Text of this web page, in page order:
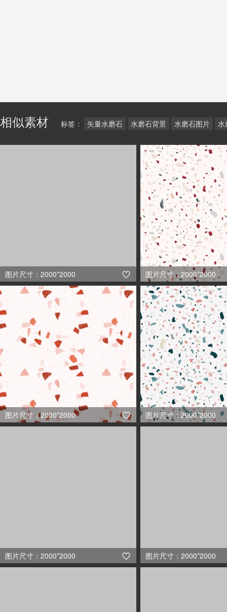
相似素材 标签： 矢量水磨石 水磨石背景 水磨石图片 水
图片尺寸：2000*2000  图片尺寸：2000*2000
图片尺寸：2000*2000  图片尺寸：2000*2000
图片尺寸：2000*2000  图片尺寸：2000*2000